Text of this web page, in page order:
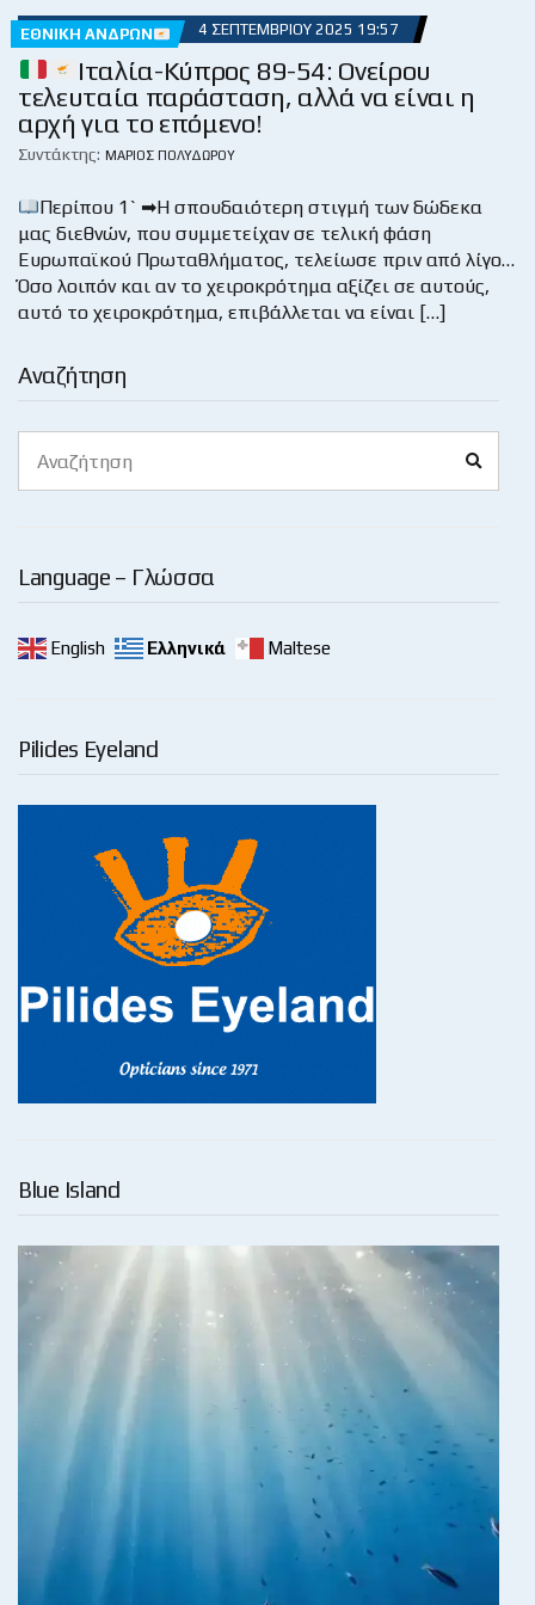
Αναζήτηση
for:
Language – Γλώσσα
English Ελληνικά Maltese
Pilides Eyeland
Blue Island
ΕΘΝΙΚΉ ΑΝΔΡΏΝ 4 ΣΕΠΤΕΜΒΡΊΟΥ 2025 19:57
Ιταλία-Κύπρος 89-54: Ονείρου
τελευταία παράσταση, αλλά να είναι η
αρχή για το επόμενο!
Συντάκτης: ΜΆΡΙΟΣ ΠΟΛΥΔΏΡΟΥ
Περίπου 1` ➡Η σπουδαιότερη στιγμή των δώδεκα
μας διεθνών, που συμμετείχαν σε τελική φάση
Ευρωπαϊκού Πρωταθλήματος, τελείωσε πριν από λίγο…
Όσο λοιπόν και αν το χειροκρότημα αξίζει σε αυτούς,
αυτό το χειροκρότημα, επιβάλλεται να είναι […]